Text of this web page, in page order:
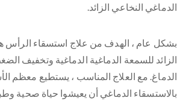
الدماغي النخاعي الزائد.
بشكل عام ، الهدف من علاج استسقاء الرأس هو
الزائد للسمعة الدماغية الدماغية وتخفيف
الدماغ. مع العلاج المناسب ، يستطيع معظم
بالاستسقاء الدماغي أن يعيشوا حياة صحية